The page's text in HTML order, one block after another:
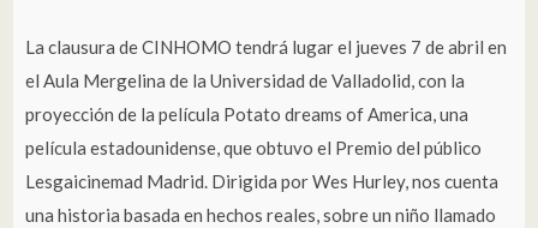
La clausura de CINHOMO tendrá lugar el jueves 7 de abril en
el Aula Mergelina de la Universidad de Valladolid, con la
proyección de la película Potato dreams of America, una
película estadounidense, que obtuvo el Premio del público
Lesgaicinemad Madrid. Dirigida por Wes Hurley, nos cuenta
una historia basada en hechos reales, sobre un niño llamado